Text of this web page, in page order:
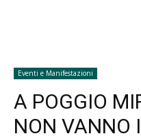
Eventi e Manifestazioni
A POGGIO
NON VANNO